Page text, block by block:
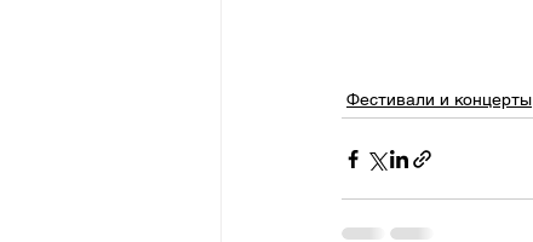
Фестивали и концерты